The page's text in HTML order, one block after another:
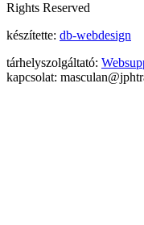
Rights Reserved
készítette: db-webdesign
tárhelyszolgáltató:
kapcsolat: